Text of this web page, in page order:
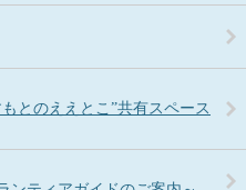
とのええとこ”共有スペース